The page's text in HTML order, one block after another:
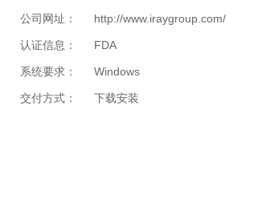
公司网址： http://www.iraygroup.com/
认证信息： FDA
系统要求： Windows
交付方式： 下载安装